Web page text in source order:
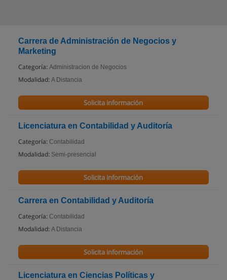
Carrera de Administración de Negocios y
Marketing
Categoría: Administracion de Negocios
Modalidad: A Distancia
Solicita información
Licenciatura en Contabilidad y Auditoría
Categoría: Contabilidad
Modalidad: Semi-presencial
Solicita información
Carrera en Contabilidad y Auditoría
Categoría: Contabilidad
Modalidad: A Distancia
Solicita información
Licenciatura en Ciencias Políticas y